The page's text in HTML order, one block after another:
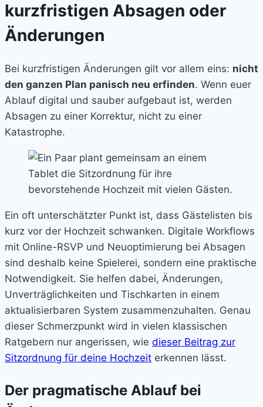
kurzfristigen Absagen oder
Änderungen
Bei kurzfristigen Änderungen gilt vor allem eins: nicht
den ganzen Plan panisch neu erfinden. Wenn euer
Ablauf digital und sauber aufgebaut ist, werden
Absagen zu einer Korrektur, nicht zu einer
Katastrophe.
Ein oft unterschätzter Punkt ist, dass Gästelisten bis
kurz vor der Hochzeit schwanken. Digitale Workflows
mit Online-RSVP und Neuoptimierung bei Absagen
sind deshalb keine Spielerei, sondern eine praktische
Notwendigkeit. Sie helfen dabei, Änderungen,
Unverträglichkeiten und Tischkarten in einem
aktualisierbaren System zusammenzuhalten. Genau
dieser Schmerzpunkt wird in vielen klassischen
Ratgebern nur angerissen, wie dieser Beitrag zur
Sitzordnung für deine Hochzeit erkennen lässt.
Der pragmatische Ablauf bei